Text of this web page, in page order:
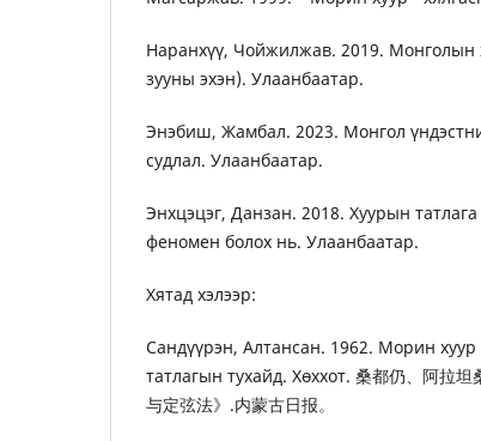
Наранхүү, Чойжилжав. 2019. Монголын
зууны эхэн). Улаанбаатар.
Энэбиш, Жамбал. 2023. Монгол
судлал. Улаанбаатар.
Энхцэцэг, Данзан. 2018. Хуурын
феномен болох нь. Улаанбаатар.
Хятад хэлээр:
Сандүүрэн, Алтансан. 1962. Морин хуур
татлагын тухайд. Хөххот. 桑都仍、阿拉
与定弦法》.内蒙古日报。